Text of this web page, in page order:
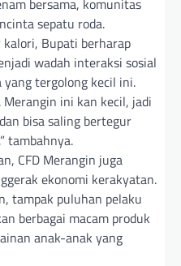
bersama, komunitas
sepatu roda.
Bupati berharap
wadah interaksi sosial
tergolong kecil ini.
ini kan kecil, jadi
bisa saling bertegur
tambahnya.
CFD Merangin juga
ekonomi kerakyatan.
tampak puluhan pelaku
berbagai macam produk
anak-anak yang